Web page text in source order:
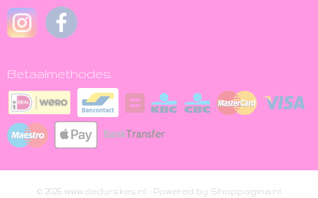
Betaalmethodes
© 2026 www.dedurskes.nl - Powered by Shoppagina.nl